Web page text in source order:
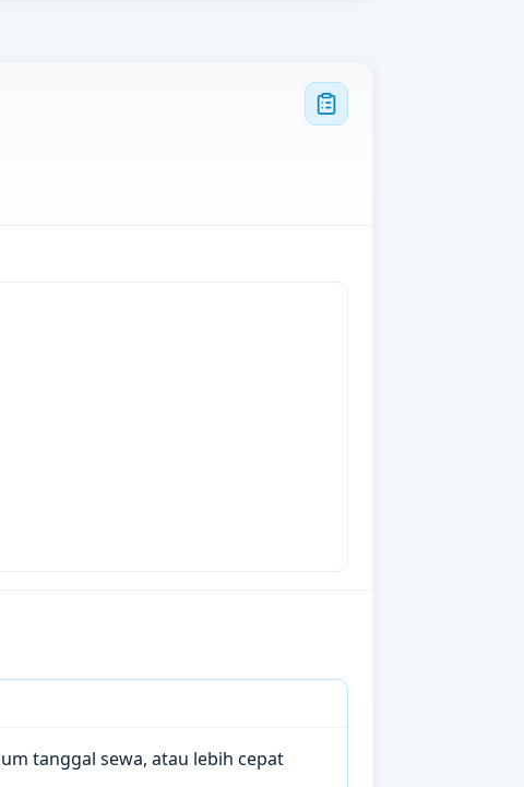
tanggal sewa, atau lebih cepat